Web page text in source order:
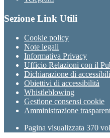
Sezione Link Utili
Cookie policy
Note legali
Informativa Privacy
Ufficio Relazioni con il
Dichiarazione di
Obiettivi di accessibilità
Whistleblowing
Gestione consensi cookie
Amministrazione
Pagina visualizzata 370